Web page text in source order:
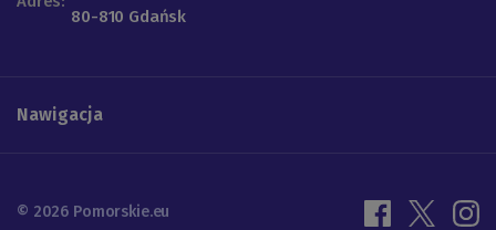
80-810 Gdańsk
Nawigacja
© 2026 Pomorskie.eu